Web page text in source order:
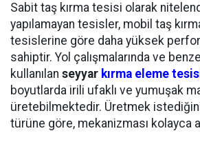
Sabit taş kırma tesisi olarak
yapılamayan tesisler, mobil taş
tesislerine göre daha yüksek
sahiptir. Yol çalışmalarında ve
kullanılan seyyar kırma eleme
boyutlarda irili ufaklı ve yumuşak
üretebilmektedir. Üretmek
türüne göre, mekanizması kolayca